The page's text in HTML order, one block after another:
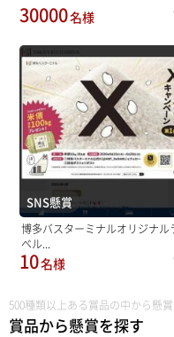
500種類以上ある賞品の中から懸賞
賞品から懸賞を探す
30000名様
SNS懸賞
博多バスターミナルオリジナル
ベル...
10名様